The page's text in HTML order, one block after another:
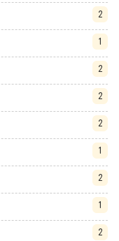
2
1
2
2
2
1
2
1
2